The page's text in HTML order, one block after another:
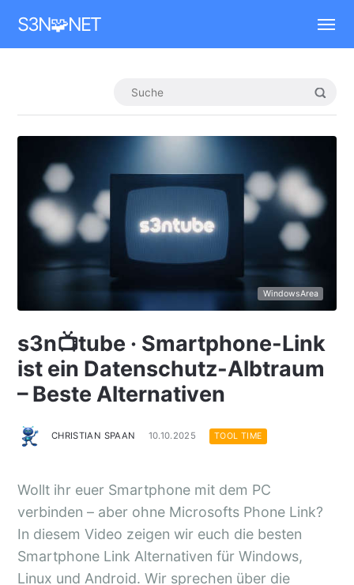
S3N🧩NET
WindowsArea
s3n📺tube · Smartphone-Link
ist ein Datenschutz-Albtraum
– Beste Alternativen
CHRISTIAN SPAAN 10.10.2025 TOOL TIME
Wollt ihr euer Smartphone mit dem PC
verbinden – aber ohne Microsofts Phone Link?
In diesem Video zeigen wir euch die besten
Smartphone Link Alternativen für Windows,
Linux und Android. Wir sprechen über die